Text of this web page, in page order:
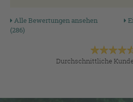
Alle Bewertungen ansehen
(286)
Durchschnittliche